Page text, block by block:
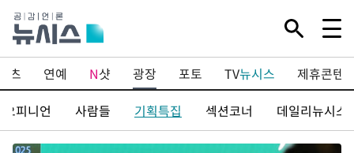
츠 연예 N샷 광장 포토 TV뉴시스
제휴콘텐
오피니언
사람들 기획특집 섹션코너 데일리뉴시스